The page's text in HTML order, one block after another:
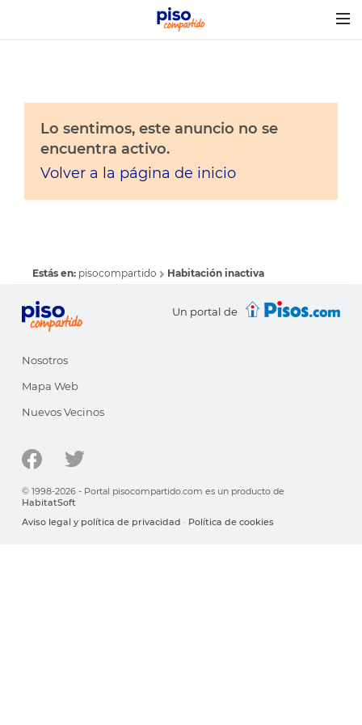
Lo sentimos, este anuncio no se
encuentra activo.
Volver a la página de inicio
Estás en: pisocompartido Habitación inactiva
Un portal de
Nosotros
Mapa Web
Nuevos Vecinos
© 1998-2026 - Portal pisocompartido.com es un producto de
HabitatSoft
Aviso legal y política de privacidad · Política de cookies